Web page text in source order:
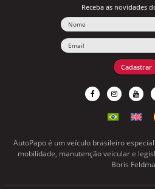
Receba as novidades
Cadastrar
AutoPapo é um veículo brasileiro
mobilidade, manutenção veicular e
Boris